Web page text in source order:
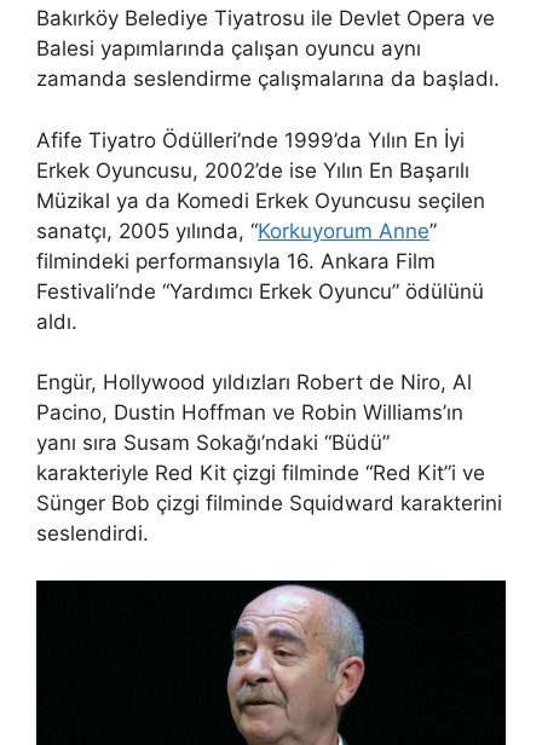
Bakırköy Belediye Tiyatrosu ile Devlet Opera ve
Balesi yapımlarında çalışan oyuncu aynı
zamanda seslendirme çalışmalarına da başladı.
Afife Tiyatro Ödülleri’nde 1999’da Yılın En İyi
Erkek Oyuncusu, 2002’de ise Yılın En Başarılı
Müzikal ya da Komedi Erkek Oyuncusu seçilen
sanatçı, 2005 yılında, “Korkuyorum Anne”
filmindeki performansıyla 16. Ankara Film
Festivali’nde “Yardımcı Erkek Oyuncu” ödülünü
aldı.
Engür, Hollywood yıldızları Robert de Niro, Al
Pacino, Dustin Hoffman ve Robin Williams’ın
yanı sıra Susam Sokağı’ndaki “Büdü”
karakteriyle Red Kit çizgi filminde “Red Kit”i ve
Sünger Bob çizgi filminde Squidward karakterini
seslendirdi.